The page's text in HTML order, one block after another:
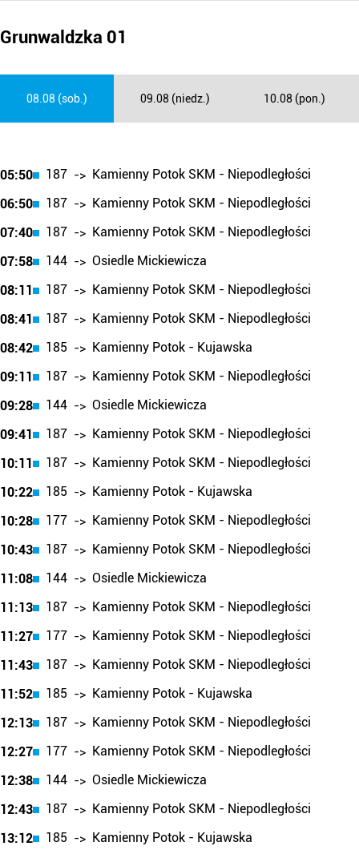
Grunwaldzka 01
08.08 (sob.) 09.08 (niedz.) 10.08 (pon.)
05:50 187 -> Kamienny Potok SKM - Niepodległości
06:50
187 -> Kamienny Potok SKM - Niepodległości
07:40
187 -> Kamienny Potok SKM - Niepodległości
07:58
144 -> Osiedle Mickiewicza
08:11
187 -> Kamienny Potok SKM - Niepodległości
08:41
187 -> Kamienny Potok SKM - Niepodległości
08:42
185 -> Kamienny Potok - Kujawska
09:11
187 -> Kamienny Potok SKM - Niepodległości
09:28
144 -> Osiedle Mickiewicza
09:41
187 -> Kamienny Potok SKM - Niepodległości
10:11
187 -> Kamienny Potok SKM - Niepodległości
10:22
185 -> Kamienny Potok - Kujawska
10:28
177 -> Kamienny Potok SKM - Niepodległości
10:43
187 -> Kamienny Potok SKM - Niepodległości
11:08
144 -> Osiedle Mickiewicza
11:13
187 -> Kamienny Potok SKM - Niepodległości
11:27
177 -> Kamienny Potok SKM - Niepodległości
11:43
187 -> Kamienny Potok SKM - Niepodległości
11:52
185 -> Kamienny Potok - Kujawska
12:13
187 -> Kamienny Potok SKM - Niepodległości
12:27
177 -> Kamienny Potok SKM - Niepodległości
12:38
144 -> Osiedle Mickiewicza
12:43
187 -> Kamienny Potok SKM - Niepodległości
13:12
185 -> Kamienny Potok - Kujawska